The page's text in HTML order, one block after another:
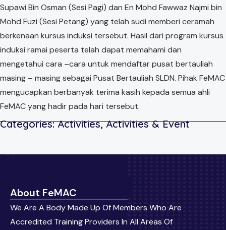
Supawi Bin Osman (Sesi Pagi) dan En Mohd Fawwaz Najmi bin
Mohd Fuzi (Sesi Petang) yang telah sudi memberi ceramah
berkenaan kursus induksi tersebut. Hasil dari program kursus
induksi ramai peserta telah dapat memahami dan
mengetahui cara –cara untuk mendaftar pusat bertauliah
masing – masing sebagai Pusat Bertauliah SLDN. Pihak FeMAC
mengucapkan berbanyak terima kasih kepada semua ahli
FeMAC yang hadir pada hari tersebut.
Categories:Activities,Activities & Event
About FeMAC
We Are A Body Made Up Of Members Who Are
Accredited Training Providers In All Areas Of